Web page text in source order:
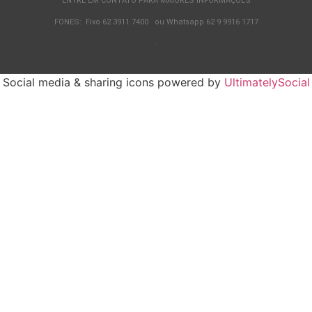
FONES: Fixo 62 3911 7400 ou Whatsapp 62 9 9916 1717
.
Social media & sharing icons powered by UltimatelySocial